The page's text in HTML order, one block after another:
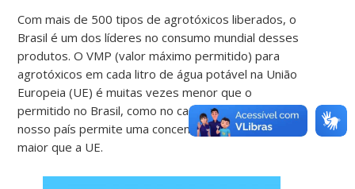
Com mais de 500 tipos de agrotóxicos liberados, o
Brasil é um dos líderes no consumo mundial desses
produtos. O VMP (valor máximo permitido) para
agrotóxicos em cada litro de água potável na União
Europeia (UE) é muitas vezes menor que o
permitido no Brasil, como no caso do glifosato que
nosso país permite uma concentração 5000 vezes
maior que a UE.